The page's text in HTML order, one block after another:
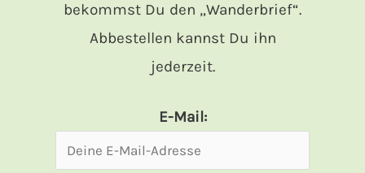
bekommst Du den „Wanderbrief“.
Abbestellen kannst Du ihn
jederzeit.
E-Mail: